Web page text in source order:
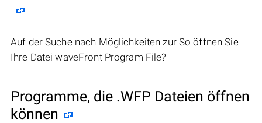
Auf der Suche nach Möglichkeiten zur So öffnen Sie
Ihre Datei waveFront Program File?
Programme, die .WFP Dateien öffnen
können